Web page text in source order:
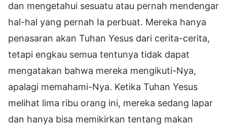
dan mengetahui sesuatu atau pernah mendengar
hal-hal yang pernah Ia perbuat. Mereka hanya
penasaran akan Tuhan Yesus dari cerita-cerita,
tetapi engkau semua tentunya tidak dapat
mengatakan bahwa mereka mengikuti-Nya,
apalagi memahami-Nya. Ketika Tuhan Yesus
melihat lima ribu orang ini, mereka sedang lapar
dan hanya bisa memikirkan tentang makan